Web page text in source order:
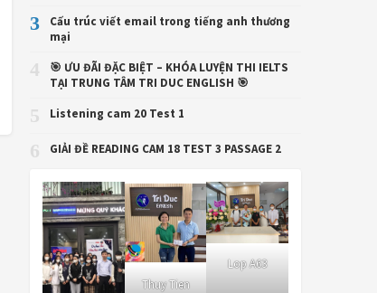
3
Cấu trúc viết email trong tiếng anh thương
mại
4
🎯 ƯU ĐÃI ĐẶC BIỆT – KHÓA LUYỆN THI IELTS
TẠI TRUNG TÂM TRI DUC ENGLISH 🎯
5 Listening cam 20 Test 1
6 GIẢI ĐỀ READING CAM 18 TEST 3 PASSAGE 2
Thuy Tien
Lop A63